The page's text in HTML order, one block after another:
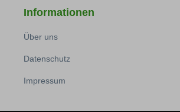
Informationen
Über uns
Datenschutz
Impressum